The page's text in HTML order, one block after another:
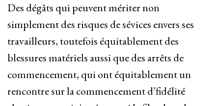
Des dégâts qui peuvent mériter non
simplement des risques de sévices envers ses
travailleurs, toutefois équitablement des
blessures matériels aussi que des arrêts de
commencement, qui ont équitablement un
rencontre sur la commencement d’fidélité